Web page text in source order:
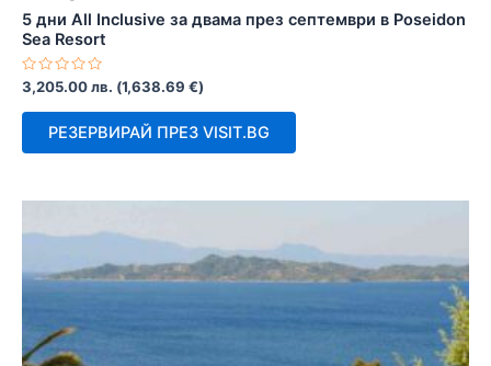
5 дни All Inclusive за двама през септември в Poseidon
Sea Resort
Оценено
с
0
3,205.00лв. (1,638.69 €)
РЕЗЕРВИРАЙ ПРЕЗ VISIT.BG